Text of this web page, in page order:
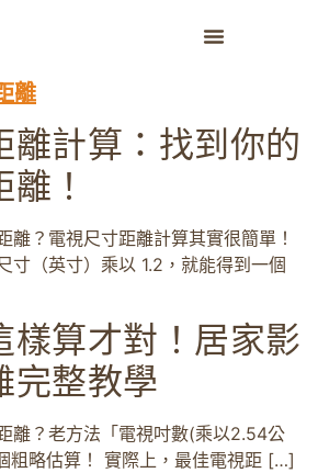
離
離計算：找到你的
！
離？電視尺寸距離計算其實很簡單！
寸（英寸）乘以 1.2，就能得到一個
樣算才對！居家影
完整教學
離？老方法「電視吋數(乘以2.54公
粗略估算！ 實際上，最佳電視距 […]